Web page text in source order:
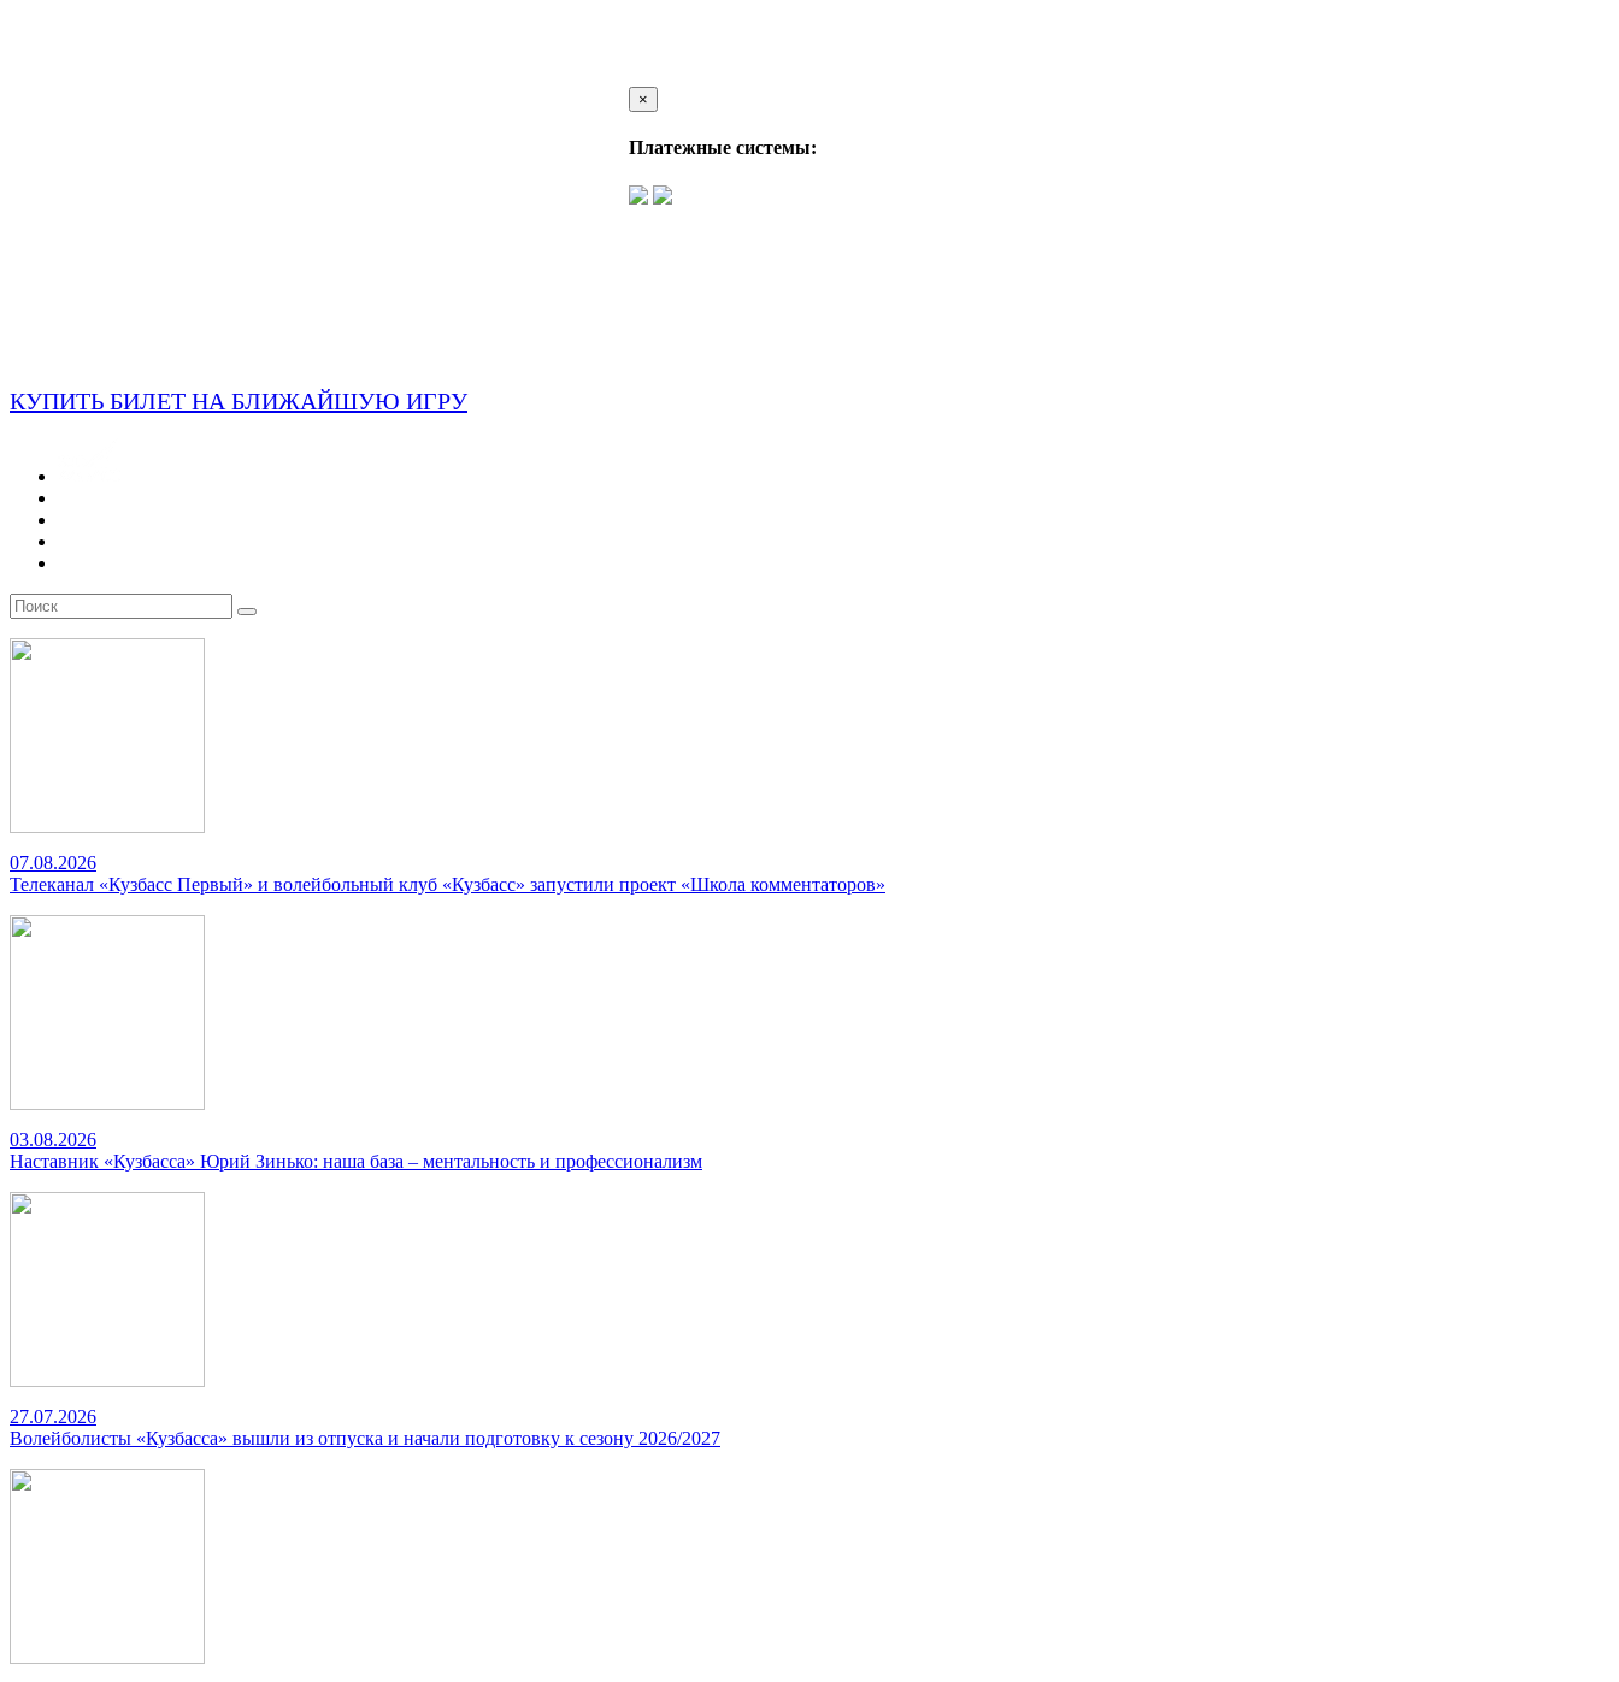
×
Платежные системы:
КУПИТЬ БИЛЕТ НА БЛИЖАЙШУЮ ИГРУ
07.08.2026
Телеканал «Кузбасс Первый» и волейбольный клуб «Кузбасс» запустили проект «Школа комментаторов»
03.08.2026
Наставник «Кузбасса» Юрий Зинько: наша база – ментальность и профессионализм
27.07.2026
Волейболисты «Кузбасса» вышли из отпуска и начали подготовку к сезону 2026/2027